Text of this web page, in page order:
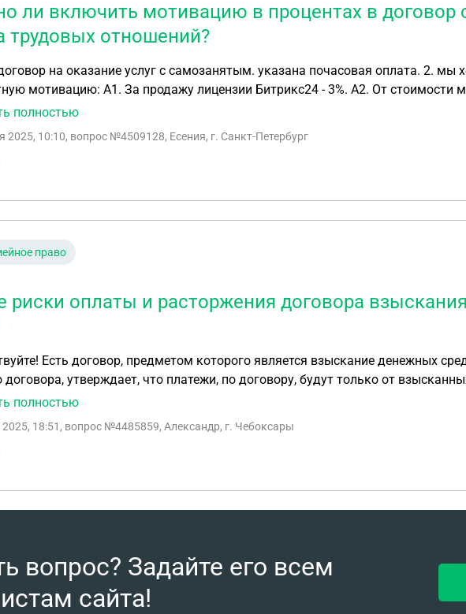
ли включить мотивацию в процентах в договор
трудовых отношений?
оказание услуг с самозанятым. указана почасовая оплата. 2. мы хотим добавить в договор
лицензии Битрикс24 - 3%. А2. От стоимости моделирования проекта/услуги
актирования моделирования - 20% . А3. От маржинальной прибыли - 6,5%. 3. Хотим избежать
сотрудничать юристом, который даст нам понятную аргументацию
полностью
2025, 10:10, вопрос №4509128, Есения, г. Санкт-Петербург
право
риски оплаты и расторжения договора
денежных средств с должника. Исполнитель,
утверждает, что платежи, по договору, будут только от взысканных
1) Если Исполнитель не сможет взыскать по долгу, сможет ли он требовать от
полностью
18:51 , вопрос №4485859, Александр, г. Чебоксары
вопрос? Задайте его всем
сайта!